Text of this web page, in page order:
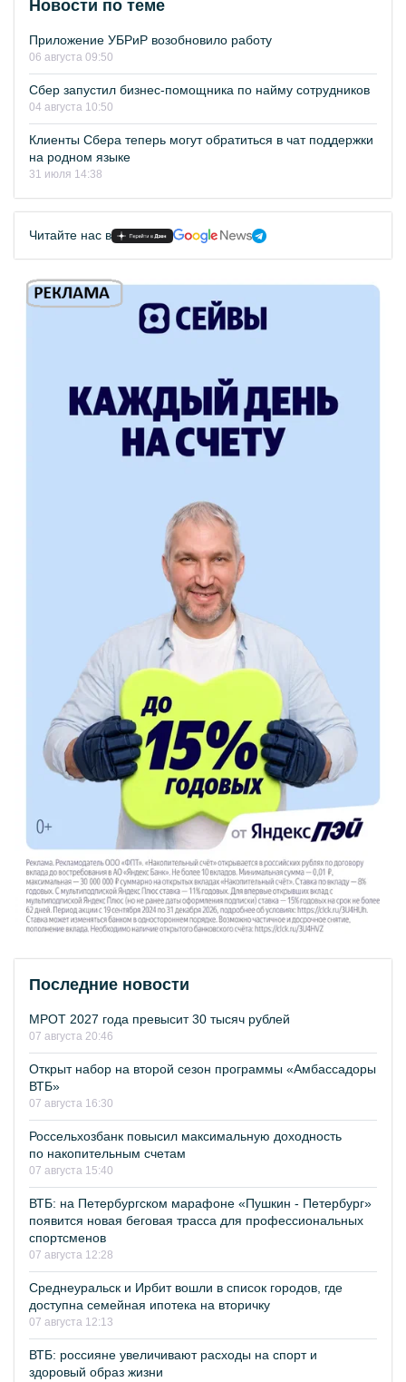
Новости по теме
Приложение УБРиР возобновило работу
06 августа 09:50
Сбер запустил бизнес-помощника по найму сотрудников
04 августа 10:50
Клиенты Сбера теперь могут обратиться в чат поддержки
на родном языке
31 июля 14:38
Читайте нас в
Последние новости
МРОТ 2027 года превысит 30 тысяч рублей
07 августа 20:46
Открыт набор на второй сезон программы «Амбассадоры
ВТБ»
07 августа 16:30
Россельхозбанк повысил максимальную доходность
по накопительным счетам
07 августа 15:40
ВТБ: на Петербургском марафоне «Пушкин - Петербург»
появится новая беговая трасса для профессиональных
спортсменов
07 августа 12:28
Среднеуральск и Ирбит вошли в список городов, где
доступна семейная ипотека на вторичку
07 августа 12:13
ВТБ: россияне увеличивают расходы на спорт и
здоровый образ жизни